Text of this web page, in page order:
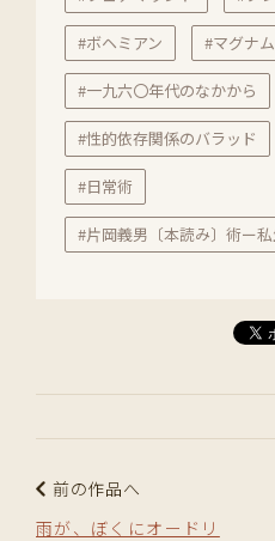
#ボヘミアン #マグナム
#一九六〇年代のなかから
#性的依存関係のバラッド
#日常術
#片岡義男〔本読み〕術ー
前の作品へ
雨が、ぼくにオードリ